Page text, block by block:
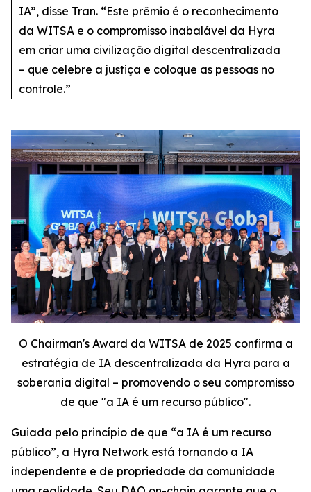
IA”, disse Tran. “Este prêmio é o reconhecimento
da WITSA e o compromisso inabalável da Hyra
em criar uma civilização digital descentralizada
– que celebre a justiça e coloque as pessoas no
controle.”
O Chairman's Award da WITSA de 2025 confirma a
estratégia de IA descentralizada da Hyra para a
soberania digital – promovendo o seu compromisso
de que "a IA é um recurso público".
Guiada pelo princípio de que “a IA é um recurso
público”, a Hyra Network está tornando a IA
independente e de propriedade da comunidade